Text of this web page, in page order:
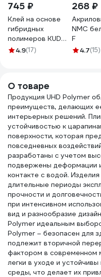
745 ₽
Клей на основе
гибридных
полимеров KUDO
Клеит Все
4.9(17)
268 ₽
NMC
F
4.7(15)
О товаре
Продукция UHD Polymer
преимуществ, делающих
интерьерных решений.
устойчивостью к
поверхности, которая
повседневных
разработаны с учетом
подвержены деформации
контакте с водой.
длительные периоды
прочности и
при интенсивном
вид и разнообразие
Polymer идеальным
Polymer – безопасен для
подлежит вторичной
фактором в современном
легки в уходе и
среды, что делает их